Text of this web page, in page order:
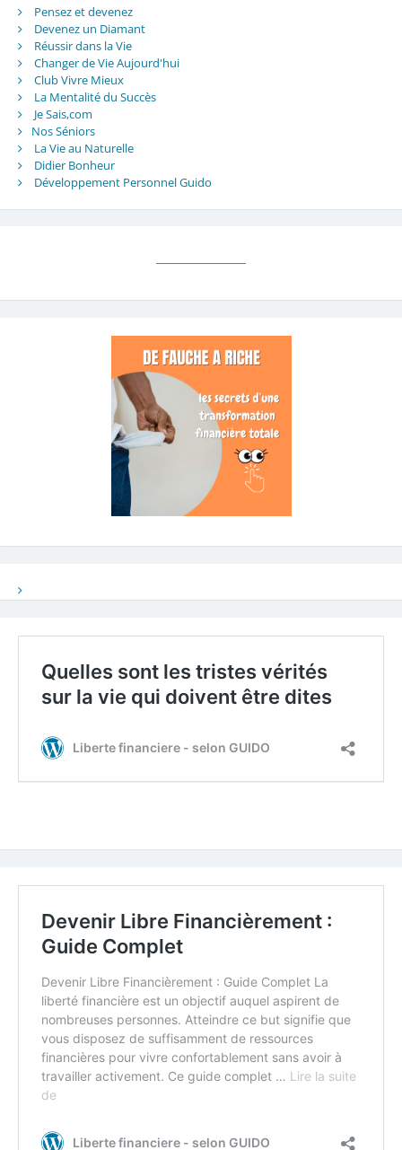
Pensez et devenez
Devenez un Diamant
Réussir dans la Vie
Changer de Vie Aujourd'hui
Club Vivre Mieux
La Mentalité du Succès
Je Sais,com
Nos Séniors
La Vie au Naturelle
Didier Bonheur
Développement Personnel Guido